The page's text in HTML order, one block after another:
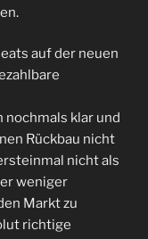
auf der neuen
nochmals klar und
Rückbau nicht
nicht als
weniger
Markt zu
richtige